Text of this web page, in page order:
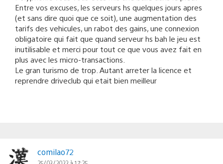
Entre vos excuses, les serveurs hs quelques jours apres
(et sans dire quoi que ce soit), une augmentation des
tarifs des vehicules, un rabot des gains, une connexion
obligatoire qui fait que quand serveur hs bah le jeu est
inutilisable et merci pour tout ce que vous avez fait en
plus avec les micro-transactions.
Le gran turismo de trop. Autant arreter la licence et
reprendre driveclub qui etait bien meilleur
comilao72